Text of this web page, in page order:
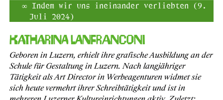
Indem wir uns ineinander verliebten (9.
Juli 2024)
Katharina Lanfranconi
Geboren in Luzern, erhielt ihre grafische Ausbildung an der
Schule für Gestaltung in Luzern. Nach langjähriger
Tätigkeit als Art Director in Werbeagenturen widmet sie
sich heute vermehrt ihrer Schreibtätigkeit und ist in